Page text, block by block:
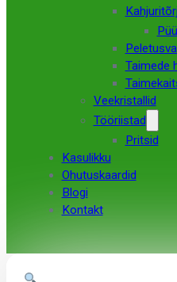
Taimede
Veekristallid
Tööriistad
Pritsid
Kasulikku
Ohutuskaardid
Blogi
Kontakt